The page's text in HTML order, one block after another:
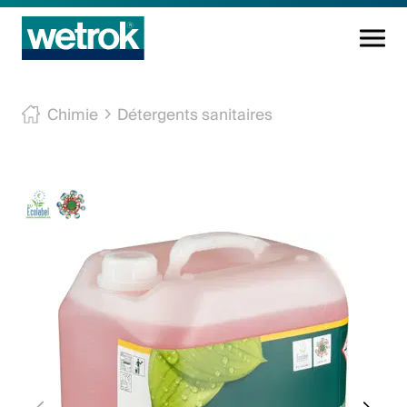
Produits
Service
Connaissance
Innovations
Entreprise
Chimie Détergents sanitaires